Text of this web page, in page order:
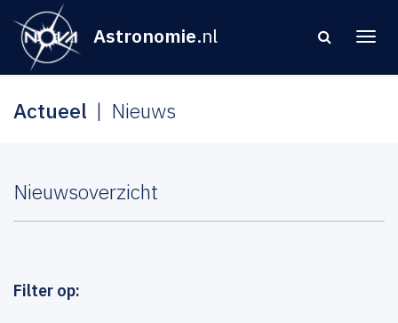
Astronomie.nl
Actueel Nieuws
Nieuwsoverzicht
Filter op: